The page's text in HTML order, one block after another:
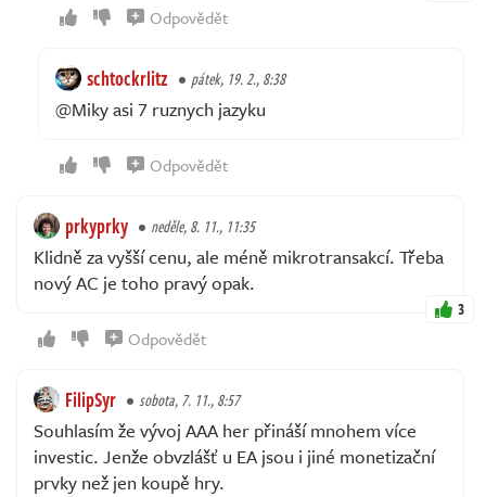
Odpovědět
schtockrlitz pátek, 19. 2., 8:38
@Miky asi 7 ruznych jazyku
Odpovědět
prkyprky neděle, 8. 11., 11:35
Klidně za vyšší cenu, ale méně mikrotransakcí. Třeba
nový AC je toho pravý opak.
3
Odpovědět
FilipSyr sobota, 7. 11., 8:57
Souhlasím že vývoj AAA her přináší mnohem více
investic. Jenže obvzlášť u EA jsou i jiné monetizační
prvky než jen koupě hry.